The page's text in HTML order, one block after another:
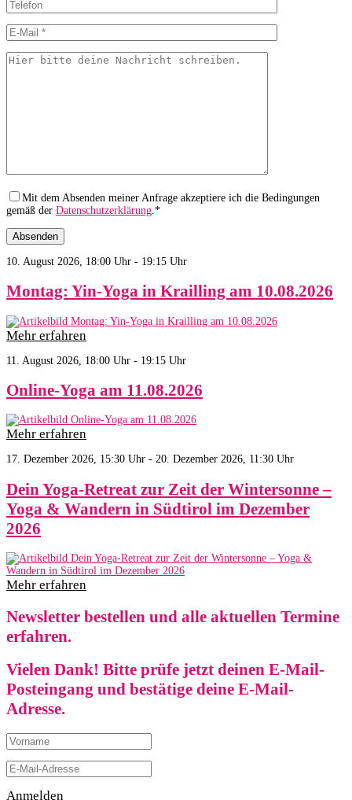
Mit dem Absenden meiner Anfrage akzeptiere ich die Bedingungen
gemäß der Datenschutzerklärung .*
10. August 2026, 18:00 Uhr - 19:15 Uhr
Montag: Yin-Yoga in Krailling am 10.08.2026
Mehr erfahren
11. August 2026, 18:00 Uhr - 19:15 Uhr
Online-Yoga am 11.08.2026
Mehr erfahren
17. Dezember 2026, 15:30 Uhr - 20. Dezember 2026, 11:30 Uhr
Dein Yoga-Retreat zur Zeit der Wintersonne –
Yoga & Wandern in Südtirol im Dezember
2026
Mehr erfahren
Newsletter bestellen und alle aktuellen Termine
erfahren.
Vielen Dank! Bitte prüfe jetzt deinen E-Mail-
Posteingang und bestätige deine E-Mail-
Adresse.
Anmelden